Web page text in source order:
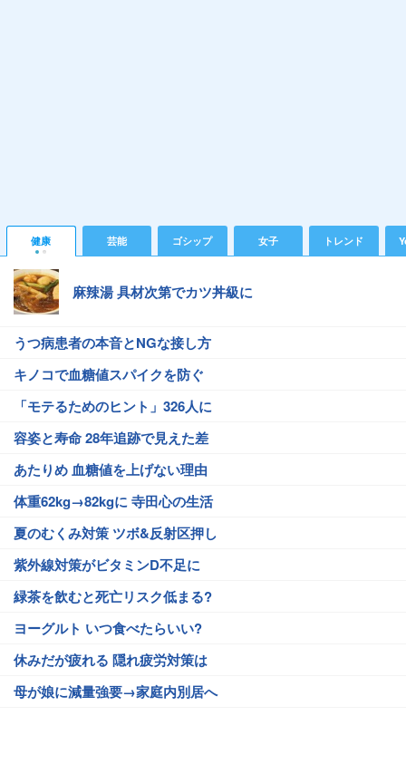
健康 芸能 ゴシップ 女子 トレンド
麻辣湯 具材次第でカツ丼級に
うつ病患者の本音とNGな接し方
キノコで血糖値スパイクを防ぐ
「モテるためのヒント」326人に
容姿と寿命 28年追跡で見えた差
あたりめ 血糖値を上げない理由
体重62kg→82kgに 寺田心の生活
夏のむくみ対策 ツボ&反射区押し
紫外線対策がビタミンD不足に
緑茶を飲むと死亡リスク低まる?
ヨーグルト いつ食べたらいい?
休みだが疲れる 隠れ疲労対策は
母が娘に減量強要→家庭内別居へ